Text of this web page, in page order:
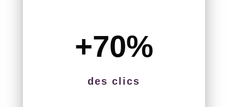
+70%
des clics